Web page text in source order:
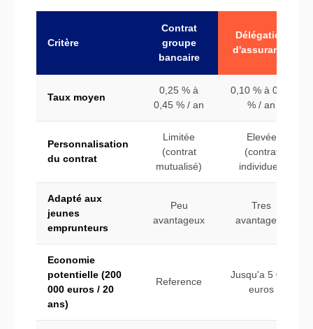
Critère
Contrat
groupe
bancaire
Délégation
d'assurance
Taux moyen
0,25 % à
0,45 % / an
0,10 % à 0,20
% / an
Personnalisation
du contrat
Limitée
(contrat
mutualisé)
Elevée
(contrat
individuel)
Adapté aux
jeunes
emprunteurs
Peu
avantageux
Tres
avantageux
Economie
potentielle (200
000 euros / 20
ans)
Reference
Jusqu'a 5 000
euros